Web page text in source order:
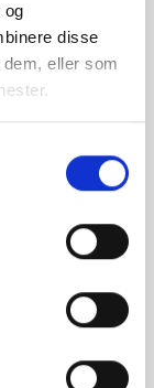
og
disse
eller som
rådgivning